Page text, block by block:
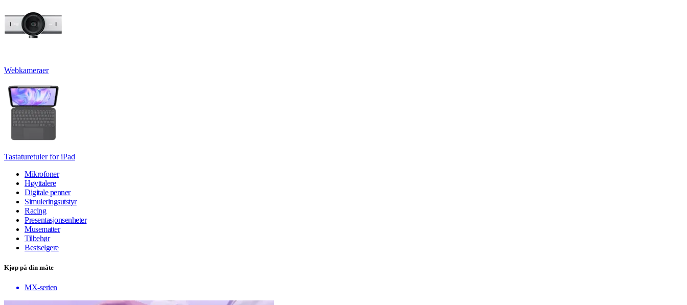
Webkameraer
Tastaturetuier for iPad
Mikrofoner
Høyttalere
Digitale penner
Simuleringsutstyr
Racing
Presentasjonsenheter
Musematter
Tilbehør
Bestselgere
Kjøp på din måte
MX-serien